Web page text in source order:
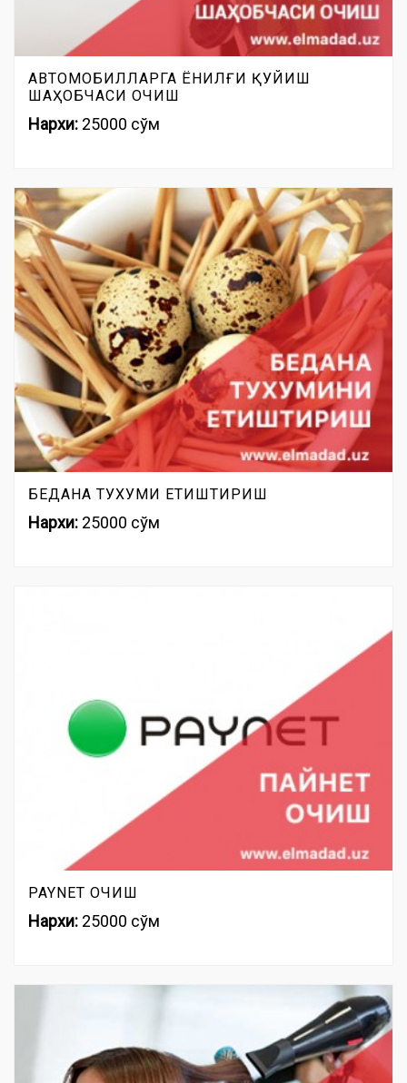
АВТОМОБИЛЛАРГА ЁНИЛҒИ ҚУЙИШ
ШАҲОБЧАСИ ОЧИШ
Нархи: 25000 сўм
БЕДАНА ТУХУМИ ЕТИШТИРИШ
Нархи: 25000 сўм
PAYNET ОЧИШ
Нархи: 25000 сўм